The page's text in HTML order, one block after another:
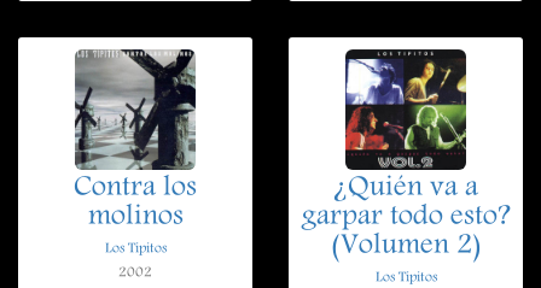
Contra los
molinos
Los Tipitos
2002
¿Quién va a
garpar todo esto?
(Volumen 2)
Los Tipitos